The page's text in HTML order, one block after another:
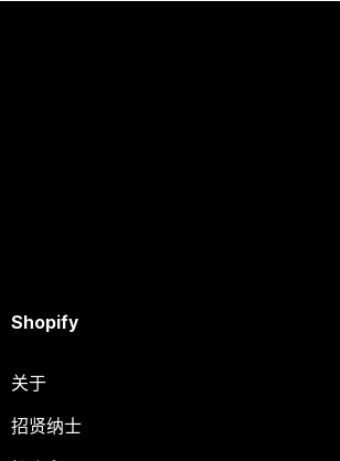
Shopify
关于
招贤纳士